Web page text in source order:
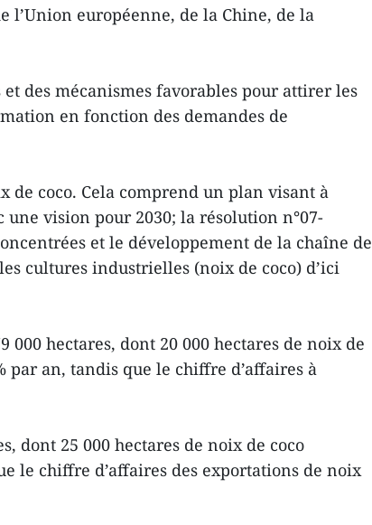
l’Union européenne, de la Chine, de la
des mécanismes favorables pour attirer les
en fonction des demandes de
coco. Cela comprend un plan visant à
vision pour 2030; la résolution n°07-
et le développement de la chaîne de
cultures industrielles (noix de coco) d’ici
hectares, dont 20 000 hectares de noix de
an, tandis que le chiffre d’affaires à
dont 25 000 hectares de noix de coco
le chiffre d’affaires des exportations de noix